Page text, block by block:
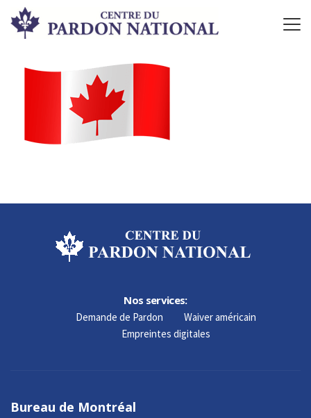
Nos services:
Demande de Pardon
Waiver américain
Empreintes digitales
Bureau de Montréal